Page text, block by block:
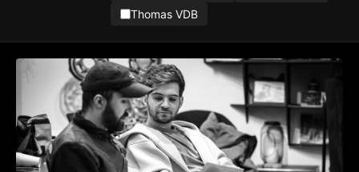
Thomas VDB